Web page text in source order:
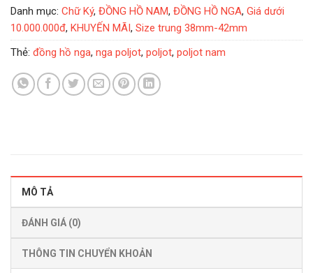
Danh mục: Chữ Ký, ĐỒNG HỒ NAM, ĐỒNG HỒ NGA, Giá dưới
10.000.000đ, KHUYẾN MÃI, Size trung 38mm-42mm
Thẻ: đồng hồ nga, nga poljot, poljot, poljot nam
MÔ TẢ
ĐÁNH GIÁ (0)
THÔNG TIN CHUYỂN KHOẢN